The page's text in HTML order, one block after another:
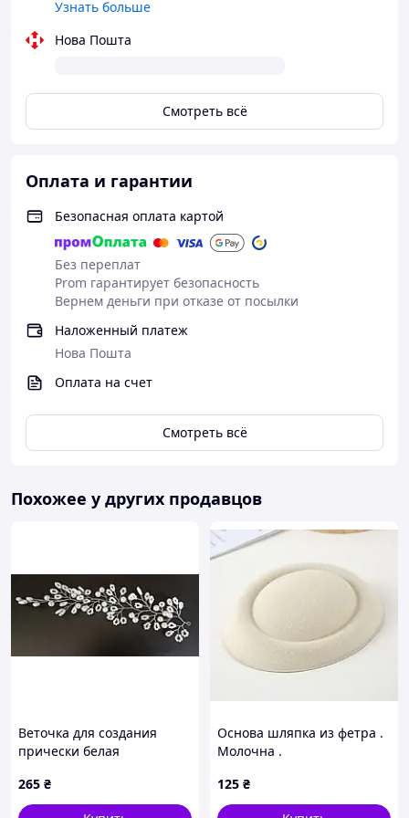
ДОБРО ПОЖАЛОВАТЬ ЗА ПОКУПКОЙ !!!
Узнать больше
Нова Пошта
Смотреть всё
Оплата и гарантии
Безопасная оплата картой
Без переплат
Prom гарантирует безопасность
Вернем деньги при отказе от посылки
Наложенный платеж
Нова Пошта
Оплата на счет
Смотреть всё
Похожее у других продавцов
Веточка для создания
прически белая
265 ₴
Основа шляпка из фетра .
Молочна .
125 ₴